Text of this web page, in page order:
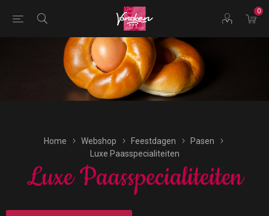
0
Bestellingen voor morgen kunnen vandaag uiterlijk tot
17:00 uur worden geplaatst.
Home Webshop Feestdagen
Pasen
Luxe Paasspecialiteiten
Luxe Paasspecialiteiten